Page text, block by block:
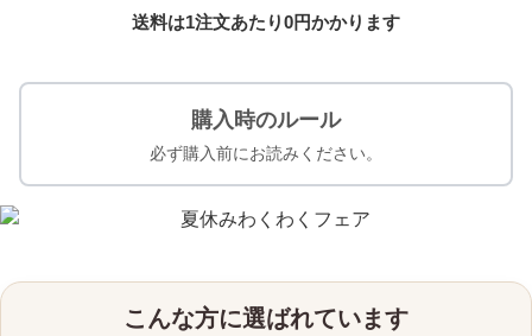
送料は1注文あたり0円かかります
購入時のルール
必ず購入前にお読みください。
こんな方に選ばれています